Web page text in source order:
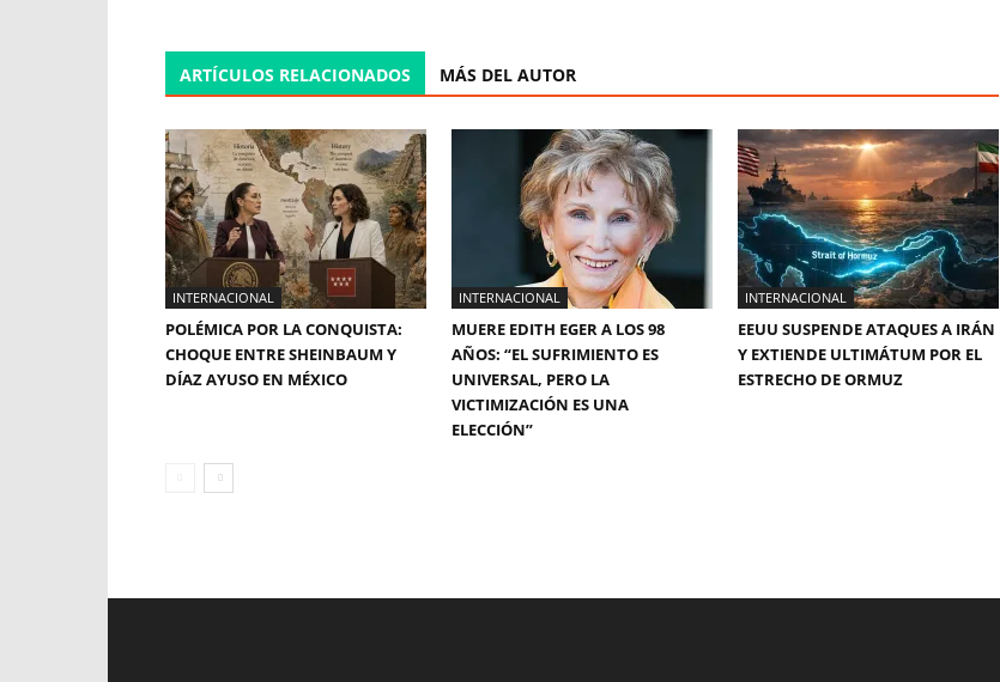
ARTÍCULOS RELACIONADOS MÁS DEL AUTOR
INTERNACIONAL
POLÉMICA POR LA CONQUISTA:
CHOQUE ENTRE SHEINBAUM Y
DÍAZ AYUSO EN MÉXICO
INTERNACIONAL
MUERE EDITH EGER A LOS 98
AÑOS: “EL SUFRIMIENTO ES
UNIVERSAL, PERO LA
VICTIMIZACIÓN ES UNA
ELECCIÓN”
INTERNACIONAL
EEUU SUSPENDE ATAQUES A IRÁN
Y EXTIENDE ULTIMÁTUM POR EL
ESTRECHO DE ORMUZ